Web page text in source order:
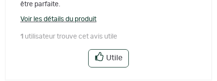
être parfaite.
Voir les détails du produit
1 utilisateur trouve cet avis utile
Utile